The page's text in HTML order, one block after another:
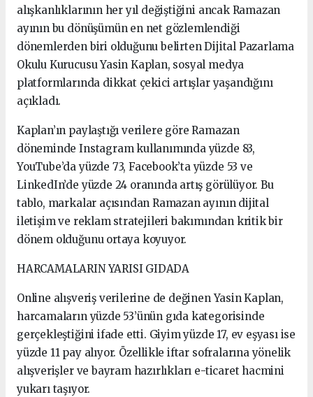
alışkanlıklarının her yıl değiştiğini ancak Ramazan
ayının bu dönüşümün en net gözlemlendiği
dönemlerden biri olduğunu belirten Dijital Pazarlama
Okulu Kurucusu Yasin Kaplan, sosyal medya
platformlarında dikkat çekici artışlar yaşandığını
açıkladı.
Kaplan’ın paylaştığı verilere göre Ramazan
döneminde Instagram kullanımında yüzde 83,
YouTube’da yüzde 73, Facebook’ta yüzde 53 ve
LinkedIn’de yüzde 24 oranında artış görülüyor. Bu
tablo, markalar açısından Ramazan ayının dijital
iletişim ve reklam stratejileri bakımından kritik bir
dönem olduğunu ortaya koyuyor.
HARCAMALARIN YARISI GIDADA
Online alışveriş verilerine de değinen Yasin Kaplan,
harcamaların yüzde 53’ünün gıda kategorisinde
gerçekleştiğini ifade etti. Giyim yüzde 17, ev eşyası ise
yüzde 11 pay alıyor. Özellikle iftar sofralarına yönelik
alışverişler ve bayram hazırlıkları e-ticaret hacmini
yukarı taşıyor.